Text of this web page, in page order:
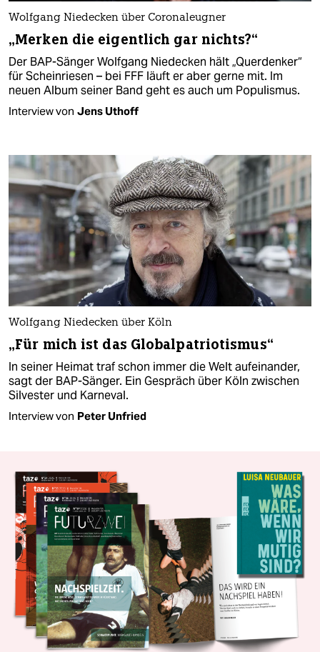
Wolfgang Niedecken über Coronaleugner
„Merken die eigentlich gar nichts?“
Der BAP-Sänger Wolfgang Niedecken hält „Querdenker“
für Scheinriesen – bei FFF läuft er aber gerne mit. Im
neuen Album seiner Band geht es auch um Populismus.
Interview von Jens Uthoff
Wolfgang Niedecken über Köln
„Für mich ist das Globalpatriotismus“
In seiner Heimat traf schon immer die Welt aufeinander,
sagt der BAP-Sänger. Ein Gespräch über Köln zwischen
Silvester und Karneval.
Interview von Peter Unfried